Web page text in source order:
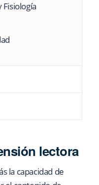
lectora
la capacidad de